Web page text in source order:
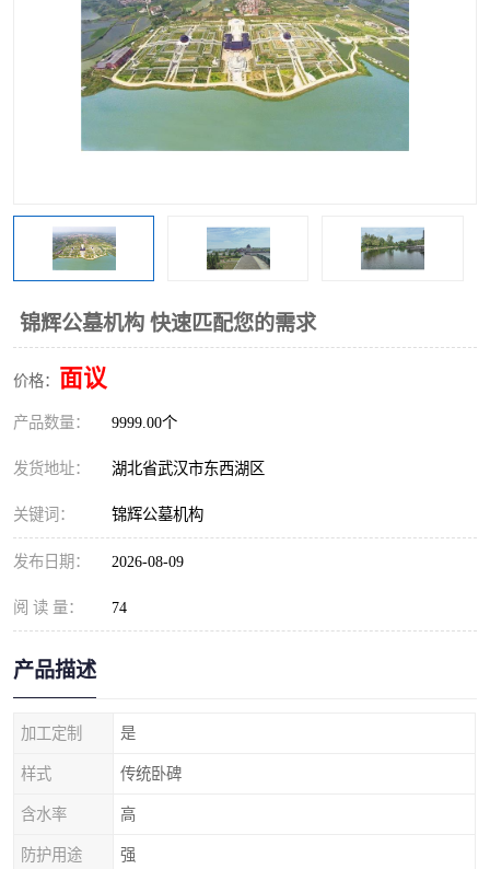
锦辉公墓机构 快速匹配您的需求
价格： 面议
产品数量： 9999.00个
发货地址： 湖北省武汉市东西湖区
关键词： 锦辉公墓机构
发布日期： 2026-08-09
阅 读 量： 74
产品描述
加工定制 是
样式 传统卧碑
含水率 高
防护用途 强